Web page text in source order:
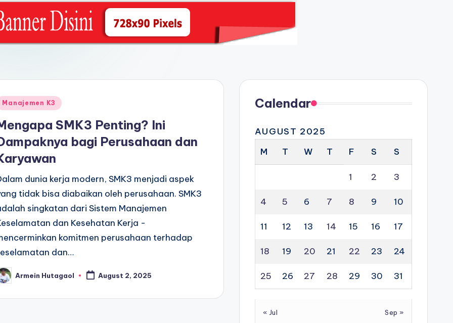
Manajemen K3
SMK3 Penting? Ini
bagi Perusahaan dan
dunia kerja modern, SMK3 menjadi aspek
tidak bisa diabaikan oleh perusahaan. SMK3
singkatan dari Sistem Manajemen
dan Kesehatan Kerja -
komitmen perusahaan terhadap
dan…
Armein Hutagaol August 2, 2025
Calendar
AUGUST 2025
M
T W T F S S
1 2 3
4 5 6 7 8 9 10
11 12 13 14 15 16 17
18 19 20 21 22 23 24
25 26 27 28 29 30 31
« Jul Sep »